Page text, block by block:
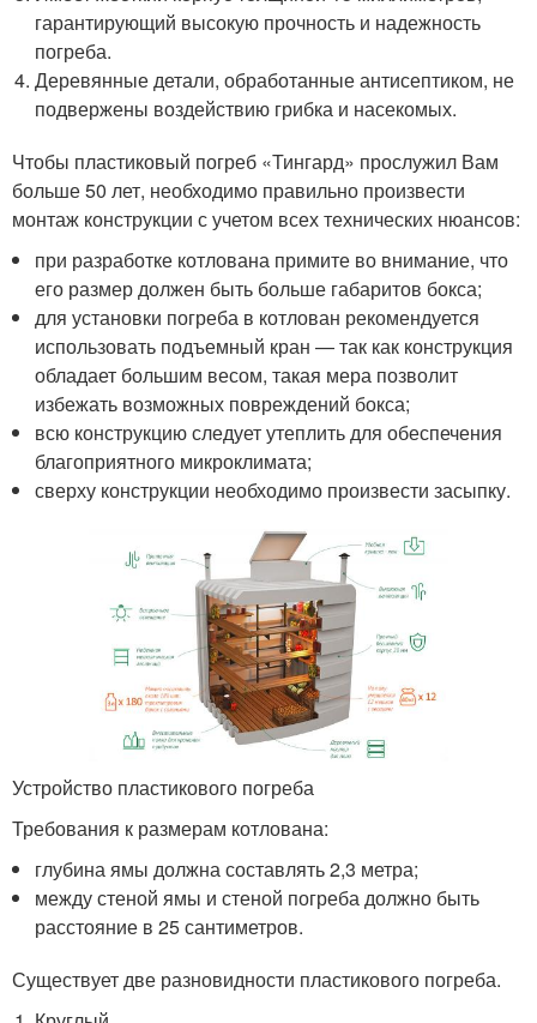
гарантирующий высокую прочность и надежность
погреба.
Деревянные детали, обработанные антисептиком, не
подвержены воздействию грибка и насекомых.
Чтобы пластиковый погреб «Тингард» прослужил Вам
больше 50 лет, необходимо правильно произвести
монтаж конструкции с учетом всех технических нюансов:
при разработке котлована примите во внимание, что
его размер должен быть больше габаритов бокса;
для установки погреба в котлован рекомендуется
использовать подъемный кран — так как конструкция
обладает большим весом, такая мера позволит
избежать возможных повреждений бокса;
всю конструкцию следует утеплить для обеспечения
благоприятного микроклимата;
сверху конструкции необходимо произвести засыпку.
Устройство пластикового погреба
Требования к размерам котлована:
глубина ямы должна составлять 2,3 метра;
между стеной ямы и стеной погреба должно быть
расстояние в 25 сантиметров.
Существует две разновидности пластикового погреба.